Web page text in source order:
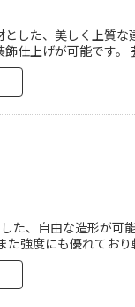
した、美しく上質
仕上げが可能です
では得られない価値
た、自由な造形が可
強度にも優れてお
が高いので、天井